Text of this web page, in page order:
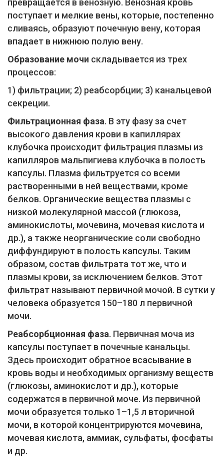
превращается в венозную. Венозная кровь
поступает и мелкие вены, которые, постепенно
сливаясь, образуют почечную вену, которая
впадает в нижнюю полую вену.
Образование мочи складывается из трех
процессов:
1) фильтрации; 2) реабсорбции; 3) канальцевой
секреции.
Фильтрационная фаза. В эту фазу за счет
высокого давления крови в капиллярах
клубочка происходит фильтрация плазмы из
капилляров мальпигиева клубочка в полость
капсулы. Плазма фильтруется со всеми
растворенными в ней веществами, кроме
белков. Органические вещества плазмы с
низкой молекулярной массой (глюкоза,
аминокислоты, мочевина, мочевая кислота и
др.), а также неорганические соли свободно
диффундируют в полость капсулы. Таким
образом, состав фильтрата тот же, что и
плазмы крови, за исключением белков. Этот
фильтрат называют первичной мочой. В сутки у
человека образуется 150–180 л первичной
мочи.
Реабсорбционная фаза. Первичная моча из
капсулы поступает в почечные канальцы.
Здесь происходит обратное всасывание в
кровь воды и необходимых организму веществ
(глюкозы, аминокислот и др.), которые
содержатся в первичной моче. Из первичной
мочи образуется только 1–1,5 л вторичной
мочи, в которой концентрируются мочевина,
мочевая кислота, аммиак, сульфаты, фосфаты
и др.